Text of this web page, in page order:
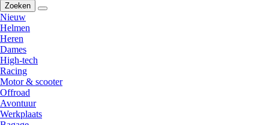
Zoeken
Nieuw
Helmen
Heren
Dames
High-tech
Racing
Motor & scooter
Offroad
Avontuur
Werkplaats